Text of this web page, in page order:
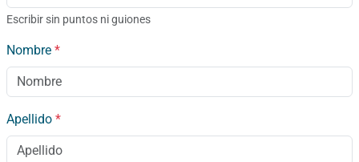
Escribir sin puntos ni guiones
Nombre *
Apellido *